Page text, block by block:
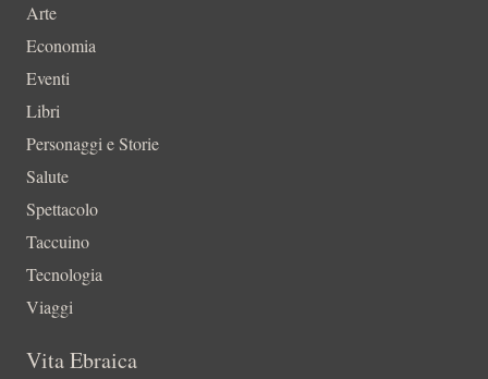
Arte
Economia
Eventi
Libri
Personaggi e Storie
Salute
Spettacolo
Taccuino
Tecnologia
Viaggi
Vita Ebraica